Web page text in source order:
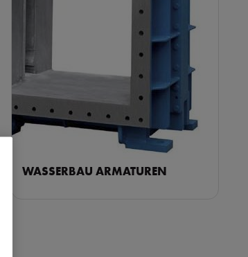
WASSERBAU ARMATUREN